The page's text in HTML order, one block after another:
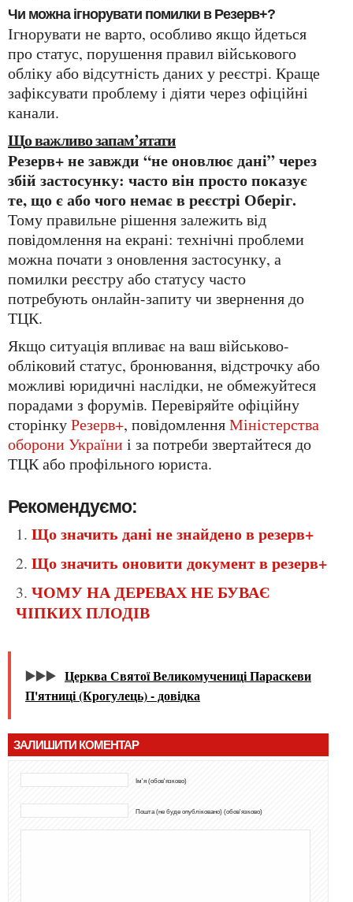
Чи можна ігнорувати помилки в Резерв+?
Ігнорувати не варто, особливо якщо йдеться
про статус, порушення правил військового
обліку або відсутність даних у реєстрі. Краще
зафіксувати проблему і діяти через офіційні
канали.
Що важливо запам’ятати
Резерв+ не завжди “не оновлює дані” через
збій застосунку: часто він просто показує
те, що є або чого немає в реєстрі Оберіг.
Тому правильне рішення залежить від
повідомлення на екрані: технічні проблеми
можна почати з оновлення застосунку, а
помилки реєстру або статусу часто
потребують онлайн-запиту чи звернення до
ТЦК.
Якщо ситуація впливає на ваш військово-
обліковий статус, бронювання, відстрочку або
можливі юридичні наслідки, не обмежуйтеся
порадами з форумів. Перевіряйте офіційну
сторінкуРезерв+, повідомленняМіністерства
оборони Україниі за потреби звертайтеся до
ТЦК або профільного юриста.
Рекомендуємо:
Що значить дані не знайдено в резерв+
Що значить оновити документ в резерв+
ЧОМУ НА ДЕРЕВАХ НЕ БУВАЄ
ЧІПКИХ ПЛОДІВ
▶️▶️▶️ Церква Святої Великомучениці Параскеви
П'ятниці (Крогулець) - довідка
ЗАЛИШИТИ КОМЕНТАР
Ім'я (обов'язково)
Пошта (не буде опубліковано) (обов'язково)